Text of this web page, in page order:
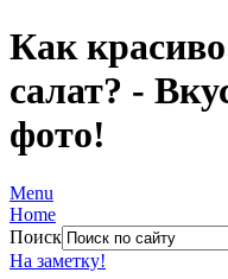
Как
салат? -
фото!
Menu
Home
Поиск
На заметку!